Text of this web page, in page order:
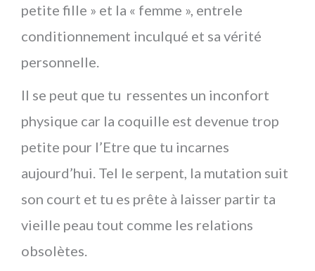
petite fille » et la « femme », entrele
conditionnement inculqué et sa vérité
personnelle.
Il se peut que tu ressentes un inconfort
physique car la coquille est devenue trop
petite pour l’Etre que tu incarnes
aujourd’hui. Tel le serpent, la mutation suit
son court et tu es prête à laisser partir ta
vieille peau tout comme les relations
obsolètes.